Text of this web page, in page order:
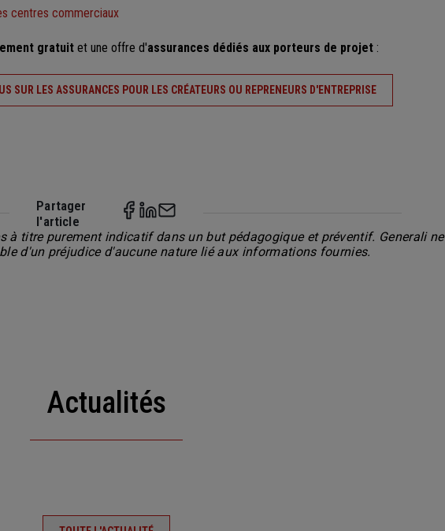
centres commerciaux
gratuit et une offre d'assurances dédiés aux porteurs de projet :
SUR LES ASSURANCES POUR LES CRÉATEURS OU REPRENEURS D'ENTREPRISE
Partager
l'article
à titre purement indicatif dans un but pédagogique et préventif. Generali ne
d'un préjudice d'aucune nature lié aux informations fournies.
Actualités